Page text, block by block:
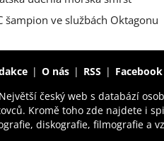
šampion ve službách Oktagonu
O nás RSS Facebook
český web s databází
Kromě toho zde najdete i
diskografie, filmografie a